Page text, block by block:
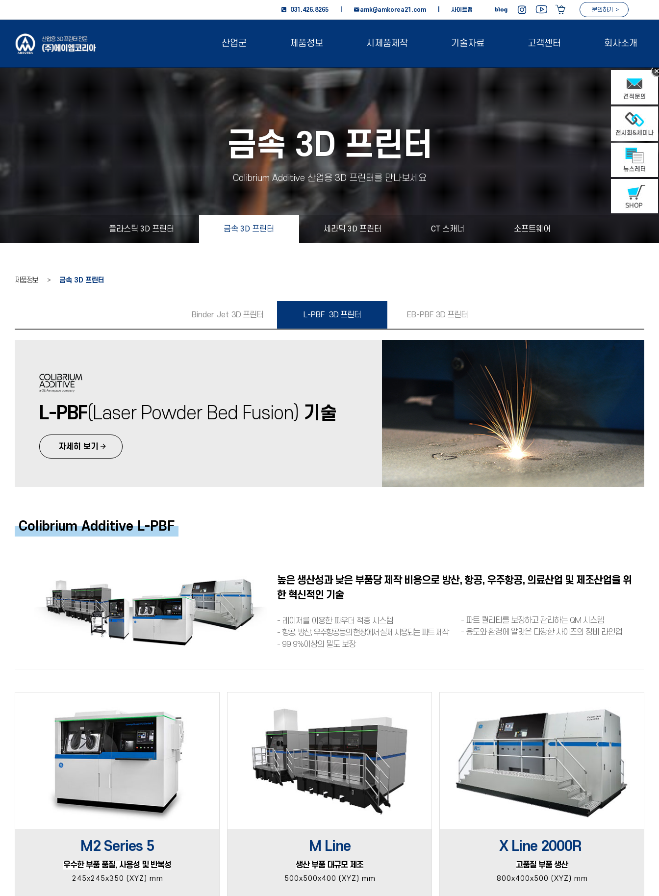
031.426.8265 | amk@amkorea21.com 사이트맵 문의하기 >
산업군 제품정보 시제품제작 기술자료 고객센터 회사소개
금속 3D 프린터
Colibrium Additive 산업용 3D 프린터를 만나보세요
플라스틱 3D 프린터 금속 3D 프린터 세라믹 3D 프린터 CT 스캐너 소프트웨어
제품정보 > 금속 3D 프린터
Binder Jet 3D 프린터 L-PBF 3D 프린터 EB-PBF 3D 프린터
L-PBF(Laser Powder Bed Fusion) 기술
자세히 보기
Colibrium Additive L-PBF
높은 생산성과 낮은 부품당 제작 비용으로 방산, 항공, 우주항공, 의료산업 및 제조산업을 위
한 혁신적인 기술
- 레이저를 이용한 파우더 적층 시스템
- 항공, 방산, 우주항공등의 현장에서 실제 사용되는 파트 제작
- 99.9%이상의 밀도 보장
- 파트 퀄리티를 보장하고 관리하는 QM 시스템
- 용도와 환경에 알맞은 다양한 사이즈의 장비 라인업
M2 Series 5
우수한 부품 품질, 사용성 및 반복성
245x245x350 (XYZ) mm
M Line
생산 부품 대규모 제조
500x500x400 (XYZ) mm
X Line 2000R
고품질 부품 생산
800x400x500 (XYZ) mm